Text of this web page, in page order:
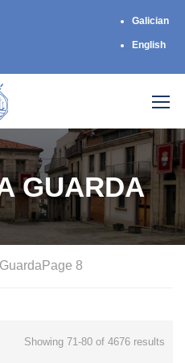
Galician
English
GUARDA
Page 8
Showing 71-80 of 4676 results